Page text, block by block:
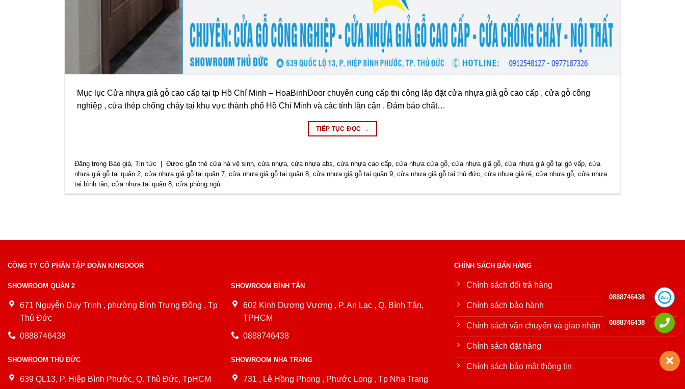
Mục lục Cửa nhựa giả gỗ cao cấp tại tp Hồ Chí Minh – HoaBinhDoor chuyên cung cấp thi công lắp đặt cửa nhựa giả gỗ cao cấp , cửa gỗ công
nghiệp , cửa thép chống cháy tại khu vực thành phố Hồ Chí Minh và các tỉnh lân cận . Đảm báo chất…
TIẾP TỤC ĐỌC →
Đăng trong Báo giá ,Tin tức | Được gắn thẻcửa hà vệ sinh ,cửa nhựa ,cửa nhựa abs ,cửa nhựa cao cấp ,cửa nhựa cửa gỗ ,cửa nhựa giã gỗ ,cửa nhựa giả gỗ tại gò vấp ,cửa
nhựa giả gỗ tại quận 2 ,cửa nhựa giả gỗ tại quận 7 ,cửa nhựa giả gỗ tại quận 8 ,cửa nhựa giả gỗ tại quận 9 ,cửa nhựa giả gỗ tại thủ đức ,cửa nhựa giá rẻ ,cửa nhựa gỗ ,cửa nhựa
tại bình tân ,cửa nhựa tại quận 8 ,cửa phòng ngủ
CÔNG TY CỔ PHẦN TẬP ĐOÀN KINGDOOR
SHOWROOM QUẬN 2
671 Nguyễn Duy Trinh , phường Bình Trưng Đông , Tp
Thủ Đức
0888746438
SHOWROOM THỦ ĐỨC
639 QL13, P. Hiệp Bình Phước, Q. Thủ Đức, TpHCM
SHOWROOM BÌNH TÂN
602 Kinh Dương Vương , P. An Lạc , Q. Bình Tân,
TPHCM
0888746438
SHOWROOM NHA TRANG
731 , Lê Hồng Phong , Phước Long , Tp Nha Trang
CHÍNH SÁCH BÁN HÀNG
Chính sách đổi trả hàng
Chính sách bảo hành
Chính sách vận chuyển và giao nhận
Chính sách đặt hàng
Chính sách bảo mật thông tin
0888746438
0888746438